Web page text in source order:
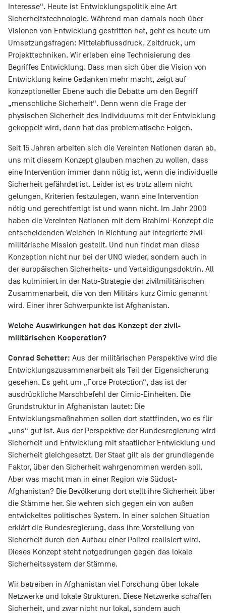
Interesse“. Heute ist Entwicklungspolitik eine Art
Sicherheitstechnologie. Während man damals noch über
Visionen von Entwicklung gestritten hat, geht es heute um
Umsetzungsfragen: Mittelabflussdruck, Zeitdruck, um
Projekttechniken. Wir erleben eine Technisierung des
Begriffes Entwicklung. Dass man sich über die Vision von
Entwicklung keine Gedanken mehr macht, zeigt auf
konzeptioneller Ebene auch die Debatte um den Begriff
„menschliche Sicherheit“. Denn wenn die Frage der
physischen Sicherheit des Individuums mit der Entwicklung
gekoppelt wird, dann hat das problematische Folgen.
Seit 15 Jahren arbeiten sich die Vereinten Nationen daran ab,
uns mit diesem Konzept glauben machen zu wollen, dass
eine Intervention immer dann nötig ist, wenn die individuelle
Sicherheit gefährdet ist. Leider ist es trotz allem nicht
gelungen, Kriterien festzulegen, wann eine Intervention
nötig und gerechtfertigt ist und wann nicht. Im Jahr 2000
haben die Vereinten Nationen mit dem Brahimi-Konzept die
entscheidenden Weichen in Richtung auf integrierte zivil-
militärische Mission gestellt. Und nun findet man diese
Konzeption nicht nur bei der UNO wieder, sondern auch in
der europäischen Sicherheits- und Verteidigungsdoktrin. All
das kulminiert in der Nato-Strategie der zivilmilitärischen
Zusammenarbeit, die von den Militärs kurz Cimic genannt
wird. Einer ihrer Schwerpunkte ist Afghanistan.
Welche Auswirkungen hat das Konzept der zivil-
militärischen Kooperation?
Conrad Schetter: Aus der militärischen Perspektive wird die
Entwicklungszusammenarbeit als Teil der Eigensicherung
gesehen. Es geht um „Force Protection“, das ist der
ausdrückliche Marschbefehl der Cimic-Einheiten. Die
Grundstruktur in Afghanistan lautet: Die
Entwicklungsmaßnahmen sollen dort stattfinden, wo es für
„uns“ gut ist. Aus der Perspektive der Bundesregierung wird
Sicherheit und Entwicklung mit staatlicher Entwicklung und
Sicherheit gleichgesetzt. Der Staat gilt als der grundlegende
Faktor, über den Sicherheit wahrgenommen werden soll.
Aber was macht man in einer Region wie Südost-
Afghanistan? Die Bevölkerung dort stellt ihre Sicherheit über
die Stämme her. Sie wehren sich gegen ein von außen
entwickeltes politisches System. In einer solchen Situation
erklärt die Bundesregierung, dass ihre Vorstellung von
Sicherheit durch den Aufbau einer Polizei realisiert wird.
Dieses Konzept steht notgedrungen gegen das lokale
Sicherheitssystem der Stämme.
Wir betreiben in Afghanistan viel Forschung über lokale
Netzwerke und lokale Strukturen. Diese Netzwerke schaffen
Sicherheit, und zwar nicht nur lokal, sondern auch